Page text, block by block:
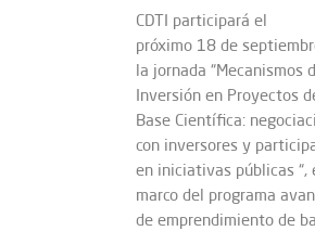
CDTI participará el
próximo 18 de
la jornada “Mecanismos
Inversión en Proyectos
Base Científica:
con inversores y
en iniciativas públicas “,
marco del programa
de emprendimiento de